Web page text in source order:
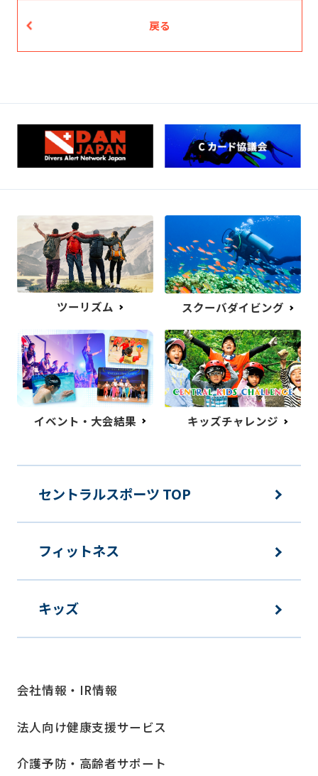
戻る
ツーリズム スクーバダイビング
イベント・大会結果 キッズチャレンジ
セントラルスポーツ TOP
フィットネス
キッズ
会社情報・IR情報
法人向け健康支援サービス
介護予防・高齢者サポート